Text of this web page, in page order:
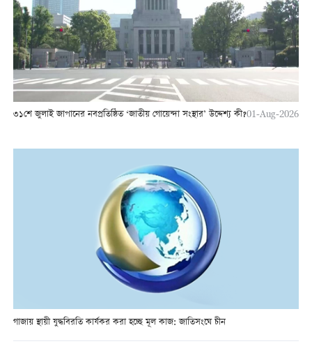
৩১শে জুলাই জাপানের নবপ্রতিষ্ঠিত ‘জাতীয় গোয়েন্দা সংস্থার’ উদ্দেশ্য কী?01-Aug-2026
গাজায় স্থায়ী যুদ্ধবিরতি কার্যকর করা হচ্ছে মূল কাজ: জাতিসংঘে চীন